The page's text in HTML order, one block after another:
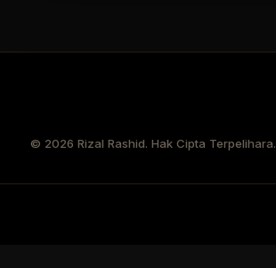
© 2026 Rizal Rashid. Hak Cipta Terpelihara.